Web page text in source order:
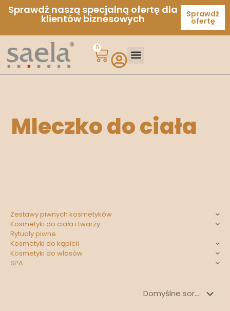
Sprawdź naszą specjalną ofertę dla
klientów biznesowych Sprawdź
ofertę
0
Mleczko do ciała
Zestawy piwnych kosmetyków
Kosmetyki do ciała i twarzy
Rytuały piwne
Kosmetyki do kąpieli
Kosmetyki do włosów
SPA